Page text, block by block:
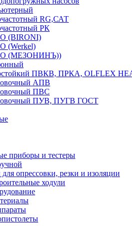
RG,САТ
РК
(BIRONI)
(Werkel)
(МЕЗОНИНЪ))
ПВКВ, ПРКА, OLFLEX
АПВ
ПВС
ПУВ, ПУГВ ГОСТ
приборы и тестеры
опрессовки, резки и изоляции
ходули